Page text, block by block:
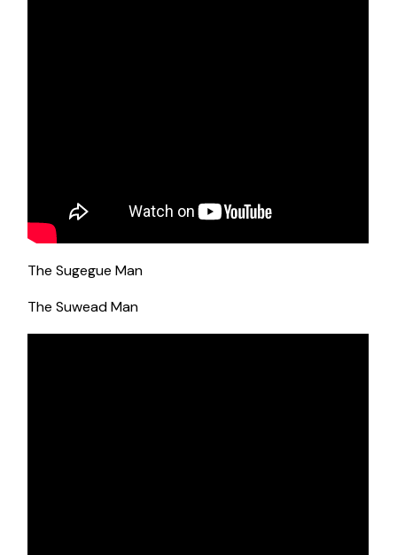
The Sugegue Man
The Suwead Man